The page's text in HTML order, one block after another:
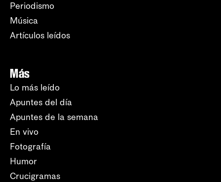
Periodismo
Música
Artículos leídos
Más
Lo más leído
Apuntes del día
Apuntes de la semana
En vivo
Fotografía
Humor
Crucigramas